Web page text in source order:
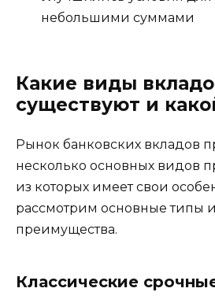
небольшими суммами
Какие виды
существуют и
Рынок банковских вкладов
несколько основных видов
из которых имеет свои
рассмотрим основные типы
преимущества.
Классические